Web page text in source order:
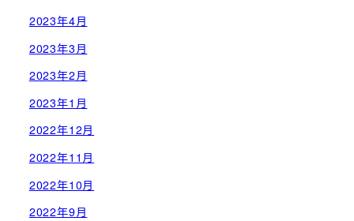
2023年4月
2023年3月
2023年2月
2023年1月
2022年12月
2022年11月
2022年10月
2022年9月